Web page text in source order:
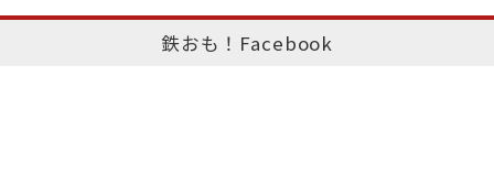
鉄おも！Facebook